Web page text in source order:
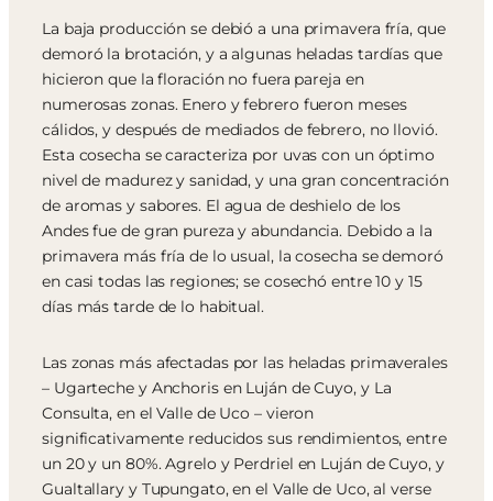
La baja producción se debió a una primavera fría, que
demoró la brotación, y a algunas heladas tardías que
hicieron que la floración no fuera pareja en
numerosas zonas. Enero y febrero fueron meses
cálidos, y después de mediados de febrero, no llovió.
Esta cosecha se caracteriza por uvas con un óptimo
nivel de madurez y sanidad, y una gran concentración
de aromas y sabores. El agua de deshielo de los
Andes fue de gran pureza y abundancia. Debido a la
primavera más fría de lo usual, la cosecha se demoró
en casi todas las regiones; se cosechó entre 10 y 15
días más tarde de lo habitual.
Las zonas más afectadas por las heladas primaverales
– Ugarteche y Anchoris en Luján de Cuyo, y La
Consulta, en el Valle de Uco – vieron
significativamente reducidos sus rendimientos, entre
un 20 y un 80%. Agrelo y Perdriel en Luján de Cuyo, y
Gualtallary y Tupungato, en el Valle de Uco, al verse